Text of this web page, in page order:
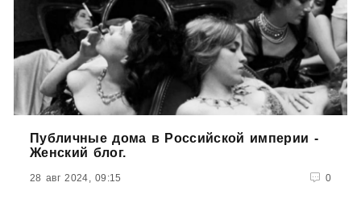
Публичные дома в Российской империи -
Женский блог.
28 авг 2024, 09:15 0